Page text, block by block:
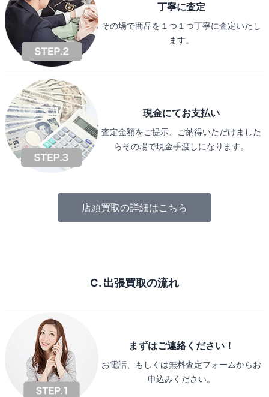
丁寧に査定
その場で商品を１つ１つ丁寧に査定いたし
ます。
現金にてお支払い
査定金額をご提示、ご納得いただけました
らその場で現金手渡しになります。
店頭買取の詳細はこちら
C. 出張買取の流れ
まずはご連絡ください！
お電話、もしくは無料査定フォームからお
申込みください。